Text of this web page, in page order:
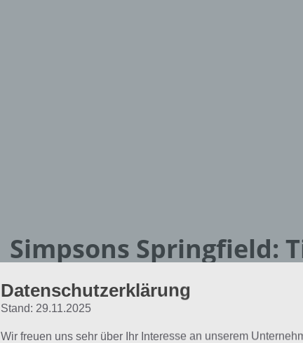
Simpsons Springfield:
Royale Akt 3
Datenschutzerklärung
Stand: 29.11.2025
Wir freuen uns sehr über Ihr Interesse an unserem